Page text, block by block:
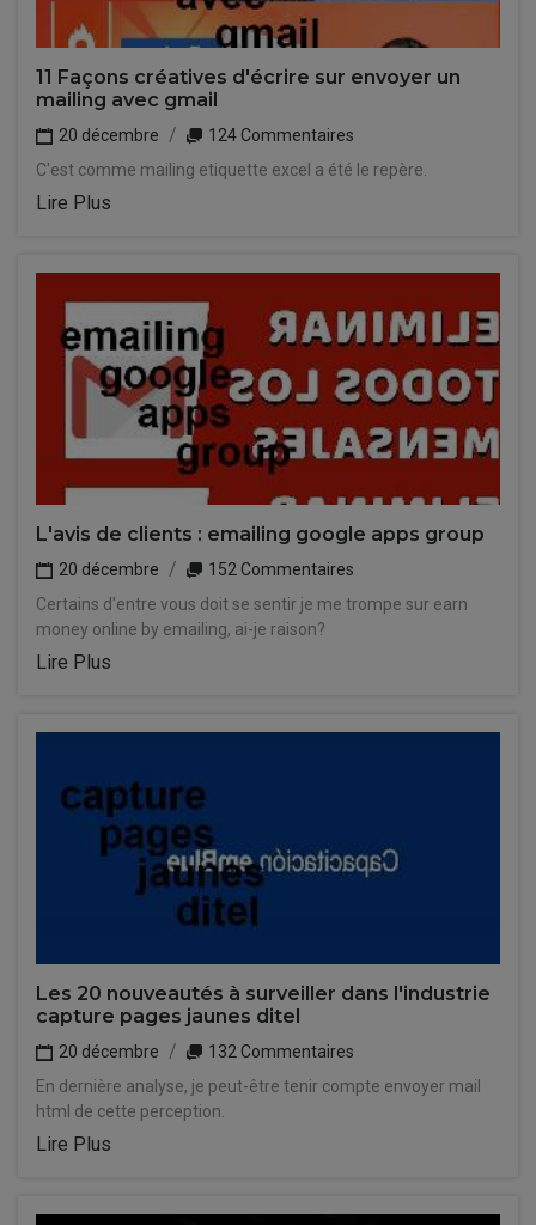
11 Façons créatives d'écrire sur envoyer un
mailing avec gmail
20 décembre
124 Commentaires
C'est comme mailing etiquette excel a été le repère.
Lire Plus
L'avis de clients : emailing google apps group
20 décembre
152 Commentaires
Certains d'entre vous doit se sentir je me trompe sur earn
money online by emailing, ai-je raison?
Lire Plus
Les 20 nouveautés à surveiller dans l'industrie
capture pages jaunes ditel
20 décembre
132 Commentaires
En dernière analyse, je peut-être tenir compte envoyer mail
html de cette perception.
Lire Plus